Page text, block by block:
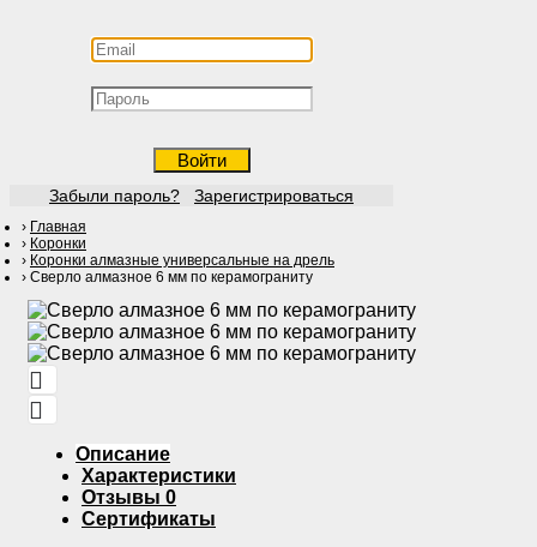
Войти
Забыли пароль? Зарегистрироваться
Главная
Коронки
Коронки алмазные универсальные на дрель
Сверло алмазное 6 мм по керамограниту
Описание
Характеристики
Отзывы 0
Сертификаты